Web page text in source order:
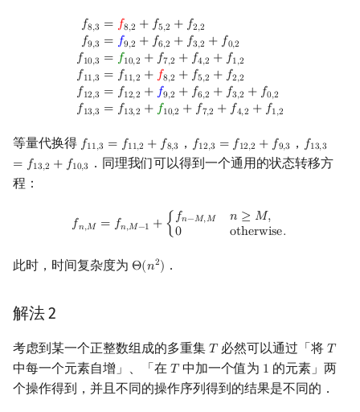
𝑓8,3 = 𝑓8,2 + 𝑓5,2 + 𝑓2,2
𝑓9,3 = 𝑓9,2 + 𝑓6,2 + 𝑓3,2 + 𝑓0,2
𝑓10,3 = 𝑓10,2 + 𝑓7,2 + 𝑓4,2 + 𝑓1,2
𝑓11,3 = 𝑓11,2 + 𝑓8,2 + 𝑓5,2 + 𝑓2,2
𝑓12,3 = 𝑓12,2 + 𝑓9,2 + 𝑓6,2 + 𝑓3,2 + 𝑓0,2
𝑓13,3 = 𝑓13,2 + 𝑓10,2 + 𝑓7,2 + 𝑓4,2 + 𝑓1,2
2+ f2 ,2 9, 3=f9 ,2+f 6,2+f 3
等量代换得 𝑓11,3 = 𝑓11,2 + 𝑓8,3
f11,3 =f11,2+ 8, 3 ， 𝑓12,3 = 𝑓12,2 + 𝑓9,3
f12,3 =f12,2+ f9, 3 ， 𝑓13,3
= 𝑓13,2 + 𝑓10,3
f13,3
．同理我们可以得到一个通用的状态转移方
程：
𝑓𝑛,𝑀 = 𝑓𝑛,𝑀−1 + { 𝑓𝑛−𝑀,𝑀 𝑛 ≥ 𝑀,
0 otherwise.
f ,M n M,Mn≥M, otherwise
此时，时间复杂度为 Θ(𝑛2)
Θ(n2) ．
解法 2
考虑到某一个正整数组成的多重集 𝑇
T 必然可以通过「将𝑇
T
中每一个元素自增」、「在 𝑇
T 中加一个值为 1
1 的元素」两
个操作得到，并且不同的操作序列得到的结果是不同的．